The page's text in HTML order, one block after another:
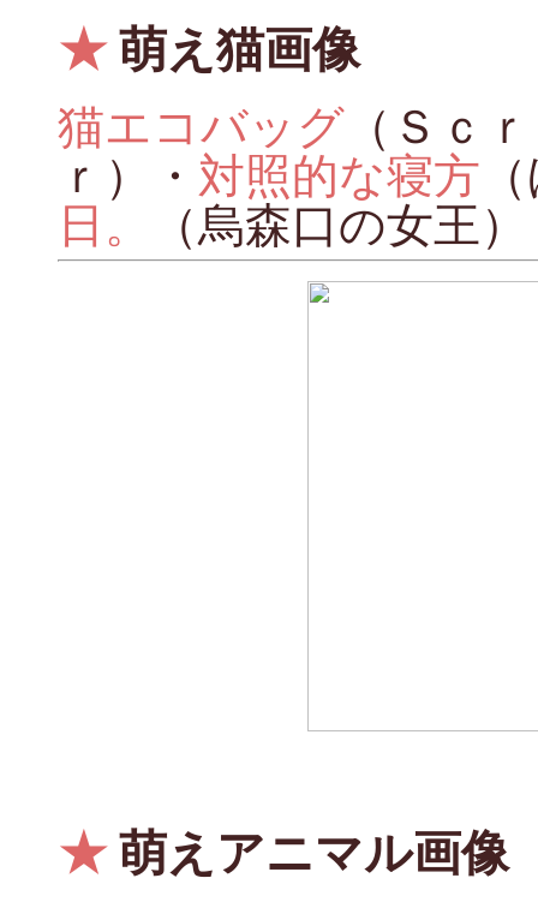
★萌え猫画像
猫エコバッグ （Ｓｃ
ｒ）・ 対照的な寝方
日。
（烏森口の女王）
★萌えアニマル画像